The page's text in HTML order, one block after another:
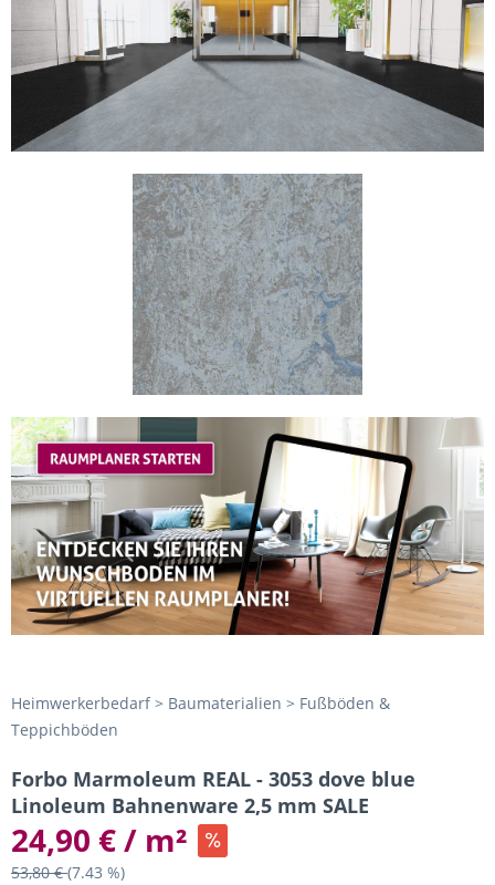
Heimwerkerbedarf > Baumaterialien > Fußböden &
Teppichböden
Forbo Marmoleum REAL - 3053 dove blue
Linoleum Bahnenware 2,5 mm SALE
24,90 € / m²
53,80 €(7.43 %)